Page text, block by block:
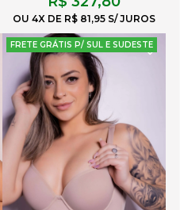
4X R$ 81,95
FRETE GRÁTIS P/ SUL E SUDESTE